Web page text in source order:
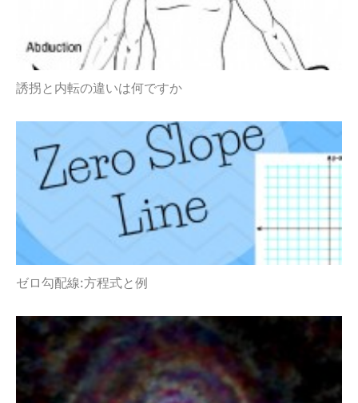
誘拐と内転の違いは何ですか
ゼロ勾配線:方程式と例